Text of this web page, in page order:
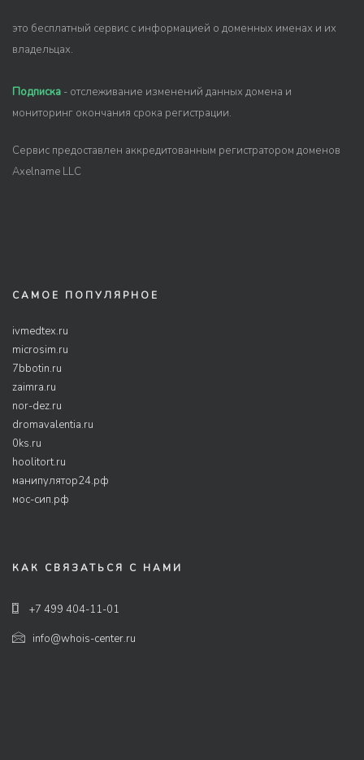
это бесплатный сервис с информацией о доменных именах и их
владельцах.
Подписка - отслеживание изменений данных домена и
мониторинг окончания срока регистрации.
Сервис предоставлен аккредитованным регистратором доменов
Axelname LLC
САМОЕ ПОПУЛЯРНОЕ
ivmedtex.ru
microsim.ru
7bbotin.ru
zaimra.ru
nor-dez.ru
dromavalentia.ru
0ks.ru
hoolitort.ru
манипулятор24.рф
мос-сип.рф
КАК СВЯЗАТЬСЯ С НАМИ
+7 499 404-11-01
info@whois-center.ru